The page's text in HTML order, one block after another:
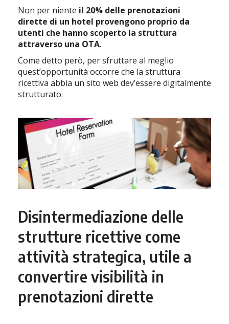
Non per niente il 20% delle prenotazioni
dirette di un hotel provengono proprio da
utenti che hanno scoperto la struttura
attraverso una OTA.
Come detto però, per sfruttare al meglio
quest’opportunità occorre che la struttura
ricettiva abbia un sito web dev’essere digitalmente
strutturato.
Disintermediazione delle
strutture ricettive come
attività strategica, utile a
convertire visibilità in
prenotazioni dirette